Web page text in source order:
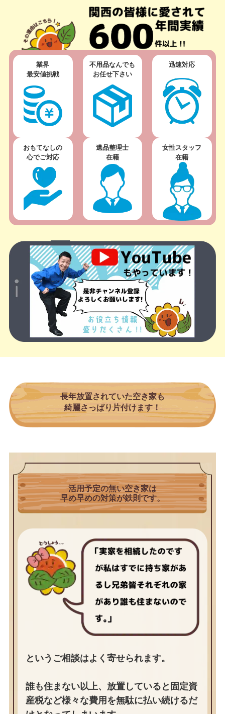
業界
最安値挑戦
不用品なんでも
お任せ下さい
迅速対応
おもてなしの
心でご対応
遺品整理士
在籍
女性スタッフ
在籍
長年放置されていた空き家も
綺麗さっぱり片付けます！
活用予定の無い空き家は
早め早めの対策が鉄則です。
というご相談はよく寄せられます。
誰も住まない以上、放置していると固定資
産税など様々な費用を無駄に払い続けるだ